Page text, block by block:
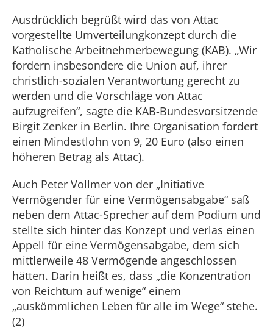
Ausdrücklich begrüßt wird das von Attac
vorgestellte Umverteilungkonzept durch die
Katholische Arbeitnehmerbewegung (KAB). „Wir
fordern insbesondere die Union auf, ihrer
christlich-sozialen Verantwortung gerecht zu
werden und die Vorschläge von Attac
aufzugreifen“, sagte die KAB-Bundesvorsitzende
Birgit Zenker in Berlin. Ihre Organisation fordert
einen Mindestlohn von 9, 20 Euro (also einen
höheren Betrag als Attac).
Auch Peter Vollmer von der „Initiative
Vermögender für eine Vermögensabgabe“ saß
neben dem Attac-Sprecher auf dem Podium und
stellte sich hinter das Konzept und verlas einen
Appell für eine Vermögensabgabe, dem sich
mittlerweile 48 Vermögende angeschlossen
hätten. Darin heißt es, dass „die Konzentration
von Reichtum auf wenige“ einem
„auskömmlichen Leben für alle im Wege“ stehe.
(2)